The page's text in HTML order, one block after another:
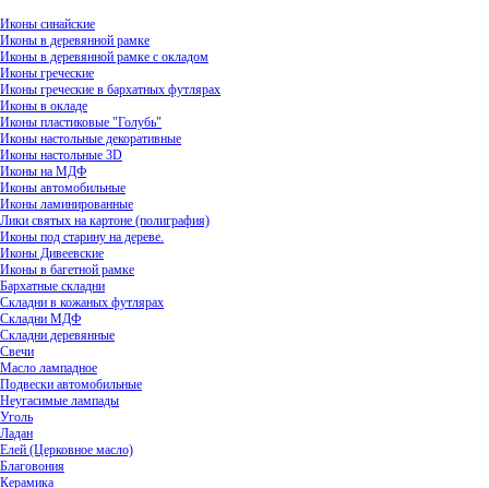
Иконы синайские
Иконы в деревянной рамке
Иконы в деревянной рамке с окладом
Иконы греческие
Иконы греческие в бархатных футлярах
Иконы в окладе
Иконы пластиковые "Голубь"
Иконы настольные декоративные
Иконы настольные 3D
Иконы на МДФ
Иконы автомобильные
Иконы ламинированные
Лики святых на картоне (полиграфия)
Иконы под старину на дереве.
Иконы Дивеевские
Иконы в багетной рамке
Бархатные складни
Складни в кожаных футлярах
Складни МДФ
Складни деревянные
Свечи
Масло лампадное
Подвески автомобильные
Неугасимые лампады
Уголь
Ладан
Елей (Церковное масло)
Благовония
Керамика